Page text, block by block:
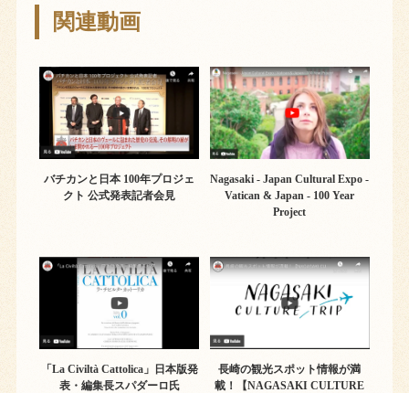
関連動画
バチカンと日本 100年プロジェ
クト 公式発表記者会見
Nagasaki - Japan Cultural Expo -
Vatican & Japan - 100 Year
Project
「La Civiltà Cattolica」日本版発
表・編集長スパダーロ氏
長崎の観光スポット情報が満
載！【NAGASAKI CULTURE